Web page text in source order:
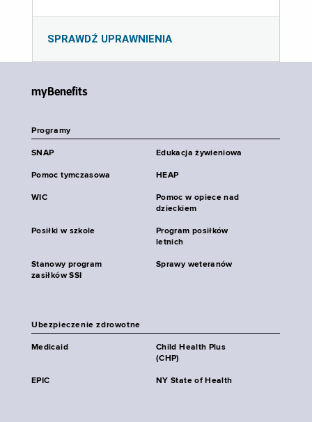
SPRAWDŹ UPRAWNIENIA
myBenefits
Programy
SNAP Edukacja żywieniowa
Pomoc tymczasowa HEAP
WIC
Pomoc w opiece nad
dzieckiem
Posiłki w szkole
Program posiłków
letnich
Stanowy program
zasiłków SSI
Sprawy weteranów
Ubezpieczenie zdrowotne
Medicaid
Child Health Plus
(CHP)
EPIC NY State of Health